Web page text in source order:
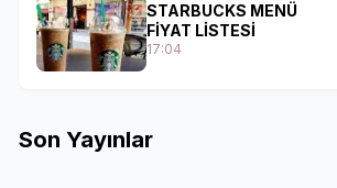
STARBUCKS MENÜ
FİYAT LİSTESİ
17:04
Son Yayınlar